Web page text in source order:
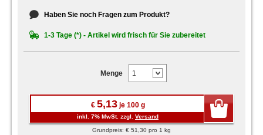
Haben Sie noch Fragen zum Produkt?
1-3 Tage (*) - Artikel wird frisch für Sie zubereitet
Menge
€ 5,13je 100 g
inkl. 7% MwSt. zzgl. Versand
Grundpreis: € 51,30 pro 1 kg